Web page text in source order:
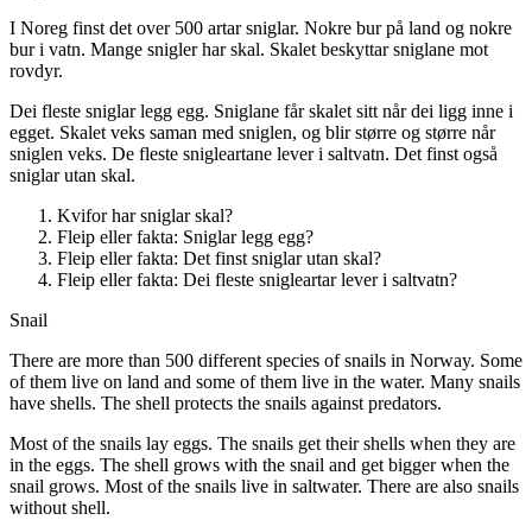
I Noreg finst det over 500 artar sniglar. Nokre bur på land og nokre
bur i vatn. Mange snigler har skal. Skalet beskyttar sniglane mot
rovdyr.
Dei fleste sniglar legg egg. Sniglane får skalet sitt når dei ligg inne i
egget. Skalet veks saman med sniglen, og blir større og større når
sniglen veks. De fleste snigleartane lever i saltvatn. Det finst også
sniglar utan skal.
Kvifor har sniglar skal?
Fleip eller fakta: Sniglar legg egg?
Fleip eller fakta: Det finst sniglar utan skal?
Fleip eller fakta: Dei fleste snigleartar lever i saltvatn?
Snail
There are more than 500 different species of snails in Norway. Some
of them live on land and some of them live in the water. Many snails
have shells. The shell protects the snails against predators.
Most of the snails lay eggs. The snails get their shells when they are
in the eggs. The shell grows with the snail and get bigger when the
snail grows. Most of the snails live in saltwater. There are also snails
without shell.